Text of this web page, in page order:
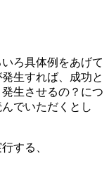
いろ具体例をあげて
生すれば、成功と
生させるの？につ
でいただくとし
する、